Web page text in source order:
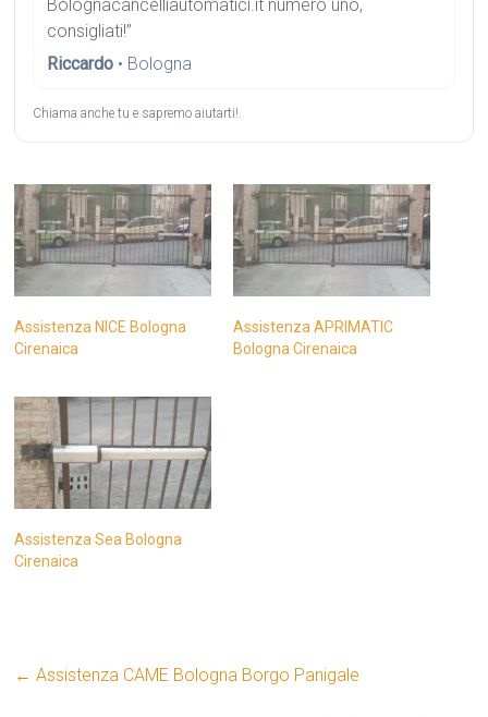
Bolognacancelliautomatici.it numero uno,
consigliati!”
Riccardo • Bologna
Chiama anche tu e sapremo aiutarti!.
Assistenza NICE Bologna
Cirenaica
Assistenza APRIMATIC
Bologna Cirenaica
Assistenza Sea Bologna
Cirenaica
← Assistenza CAME Bologna Borgo Panigale